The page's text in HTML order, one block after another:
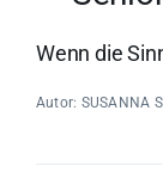
Wenn die
Autor: SUSANNA